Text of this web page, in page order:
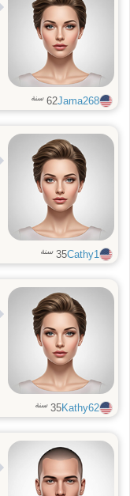
Jama268
62 سنة
Cathy1
35 سنة
Kathy62
35 سنة